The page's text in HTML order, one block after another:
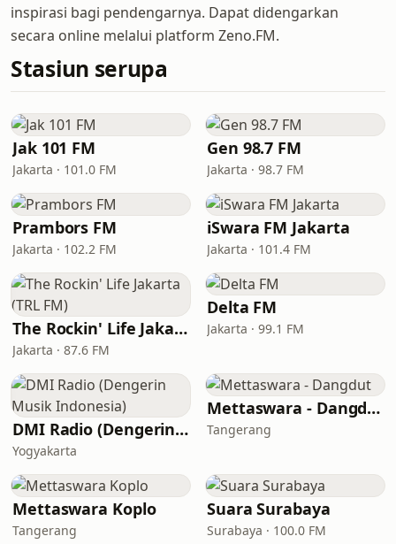
inspirasi bagi pendengarnya. Dapat didengarkan
secara online melalui platform Zeno.FM.
Stasiun serupa
Jak 101 FM
Jakarta · 101.0 FM
Gen 98.7 FM
Jakarta · 98.7 FM
Prambors FM
Jakarta · 102.2 FM
iSwara FM Jakarta
Jakarta · 101.4 FM
The Rockin' Life Jakarta (TRL FM)
Jakarta · 87.6 FM
Delta FM
Jakarta · 99.1 FM
DMI Radio (Dengerin Musik Indonesia)
Yogyakarta
Mettaswara - Dangdut
Tangerang
Mettaswara Koplo
Tangerang
Suara Surabaya
Surabaya · 100.0 FM